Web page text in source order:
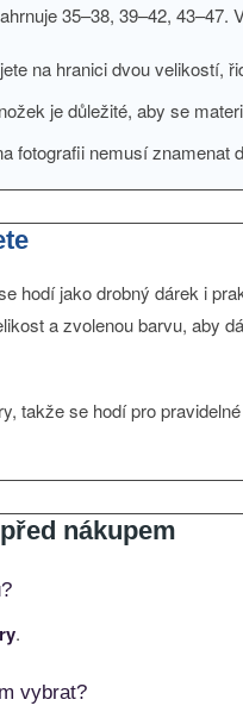
35–38, 39–42,
na hranici dvou velikostí,
je důležité, aby se
fotografii nemusí znamenat
hodí jako drobný dárek i
a zvolenou barvu, aby
takže se hodí pro
nákupem
.
vybrat?